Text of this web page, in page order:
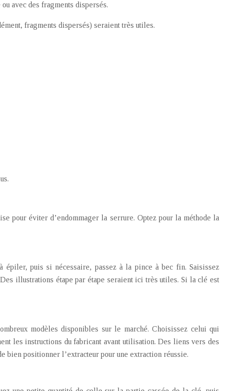
avec des fragments dispersés.
fragments dispersés) seraient très utiles.
pour éviter d’endommager la serrure. Optez pour la méthode la
épiler, puis si nécessaire, passez à la pince à bec fin. Saisissez
illustrations étape par étape seraient ici très utiles. Si la clé est
modèles disponibles sur le marché. Choisissez celui qui
les instructions du fabricant avant utilisation. Des liens vers des
bien positionner l’extracteur pour une extraction réussie.